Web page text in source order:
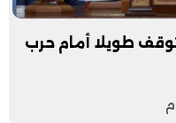
طويلا أمام حرب